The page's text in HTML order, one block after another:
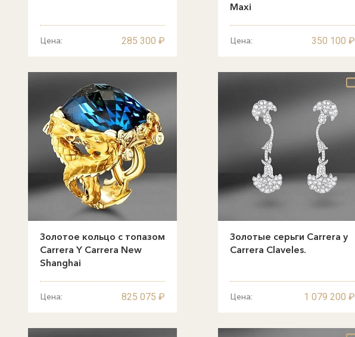
Цена: 285 300 ₽
Maxi
Цена: 350 100 ₽
Золотое кольцо с топазом
Carrera Y Carrera New
Shanghai
Цена: 825 075 ₽
Золотые серьги Carrera y
Carrera Claveles.
Цена: 1 079 200 ₽